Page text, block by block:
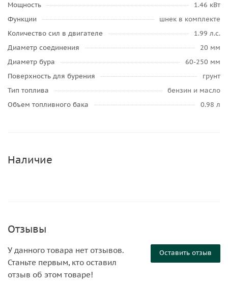
Мощность
1.46 кВт
Функции
шнек в комплекте
Количество сил в двигателе
1.99 л.с.
Диаметр соединения
20 мм
Диаметр бура
60-250 мм
Поверхность для бурения
грунт
Тип топлива
бензин и масло
Объем топливного бака
0.98 л
Наличие
Отзывы
Оставить отзыв
У данного товара нет отзывов.
Станьте первым, кто оставил
отзыв об этом товаре!